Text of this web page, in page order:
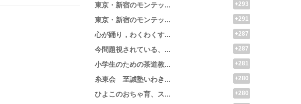
東京・新宿のモンテッ... +293
東京・新宿のモンテッ... +291
心が踊り，わくわくす... +287
今問題視されている、... +287
小学生のための茶道教... +281
糸東会 至誠塾いわき... +280
ひよこのおちゃ育、ス... +280